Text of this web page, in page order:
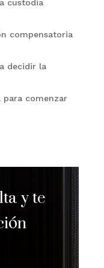
custodia
compensatoria
decidir la
para comenzar
y te